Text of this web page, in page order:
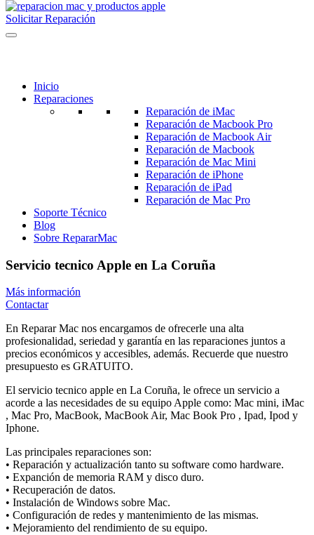
Solicitar Reparación
Inicio
Reparaciones
Reparación de iMac
Reparación de Macbook Pro
Reparación de Macbook Air
Reparación de Macbook
Reparación de Mac Mini
Reparación de iPhone
Reparación de iPad
Reparación de Mac Pro
Soporte Técnico
Blog
Sobre RepararMac
Servicio tecnico Apple en La Coruña
Más información
Contactar
En Reparar Mac nos encargamos de ofrecerle una alta
profesionalidad, seriedad y garantía en las reparaciones juntos a
precios económicos y accesibles, además. Recuerde que nuestro
presupuesto es GRATUITO.
El servicio tecnico apple en La Coruña, le ofrece un servicio a
acorde a las necesidades de su equipo Apple como: Mac mini, iMac
, Mac Pro, MacBook, MacBook Air, Mac Book Pro , Ipad, Ipod y
Iphone.
Las principales reparaciones son:
• Reparación y actualización tanto su software como hardware.
• Expanción de memoria RAM y disco duro.
• Recuperación de datos.
• Instalación de Windows sobre Mac.
• Configuración de redes y mantenimiento de las mismas.
• Mejoramiento del rendimiento de su equipo.